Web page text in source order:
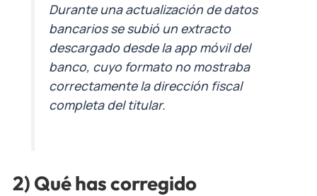
Durante una actualización de datos
bancarios se subió un extracto
descargado desde la app móvil del
banco, cuyo formato no mostraba
correctamente la dirección fiscal
completa del titular.
2) Qué has corregido